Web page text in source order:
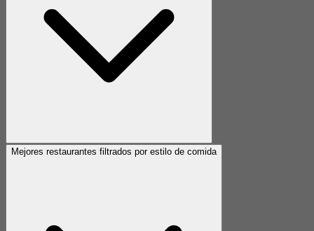
Mejores restaurantes filtrados por estilo de comida